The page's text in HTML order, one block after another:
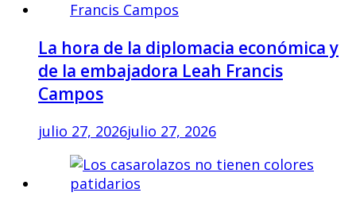
La hora de la diplomacia económica y
de la embajadora Leah Francis
Campos
julio 27, 2026julio 27, 2026